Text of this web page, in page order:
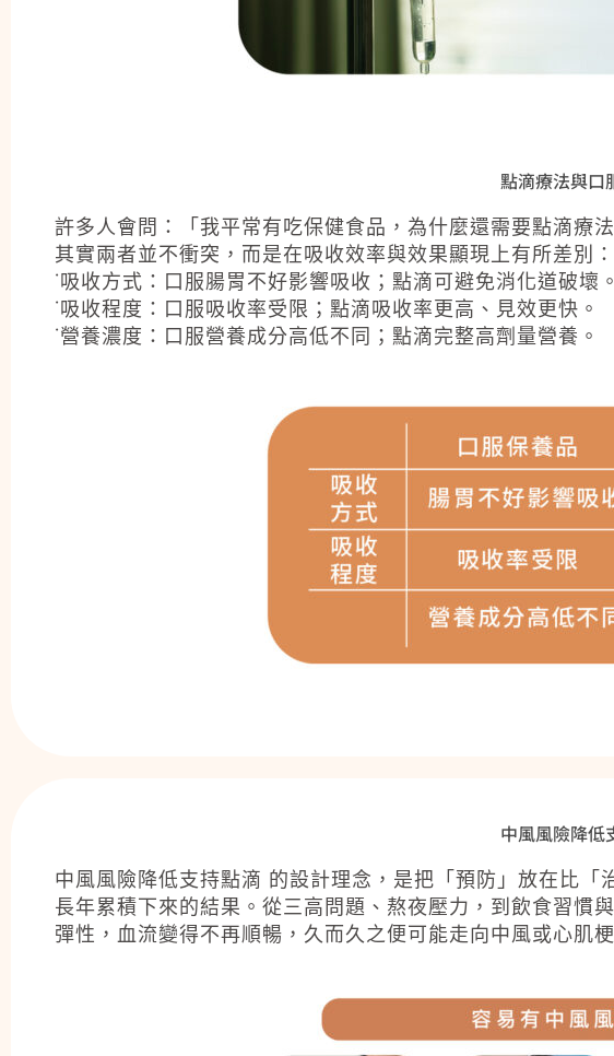
點滴療法與口
許多人會問：「我平常有吃保健食品，為什麼還需要點滴療法
其實兩者並不衝突，而是在吸收效率與效果顯現上有所差別：
˙吸收方式：口服腸胃不好影響吸收；點滴可避免消化道破壞。
˙吸收程度：口服吸收率受限；點滴吸收率更高、見效更快。
˙營養濃度：口服營養成分高低不同；點滴完整高劑量營養。
中風風險降低
中風風險降低支持點滴 的設計理念，是把「預防」放在比
長年累積下來的結果。從三高問題、熬夜壓力，到飲食習慣
彈性，血流變得不再順暢，久而久之便可能走向中風或心肌梗